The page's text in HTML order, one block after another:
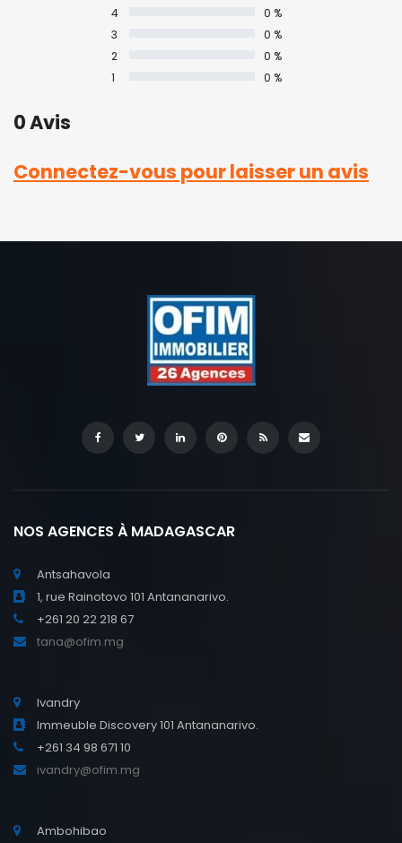
4
0 %
3
0 %
2
0 %
1
0 %
0 Avis
Connectez-vous pour laisser un avis
NOS AGENCES À MADAGASCAR
Antsahavola
1, rue Rainotovo 101 Antananarivo.
+261 20 22 218 67
tana@ofim.mg
Ivandry
Immeuble Discovery 101 Antananarivo.
+261 34 98 671 10
ivandry@ofim.mg
Ambohibao